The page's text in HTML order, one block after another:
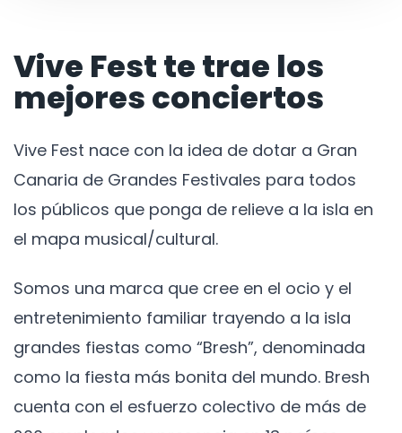
Vive Fest te trae los
mejores conciertos
Vive Fest nace con la idea de dotar a Gran
Canaria de Grandes Festivales para todos
los públicos que ponga de relieve a la isla en
el mapa musical/cultural.
Somos una marca que cree en el ocio y el
entretenimiento familiar trayendo a la isla
grandes fiestas como “Bresh”, denominada
como la fiesta más bonita del mundo. Bresh
cuenta con el esfuerzo colectivo de más de